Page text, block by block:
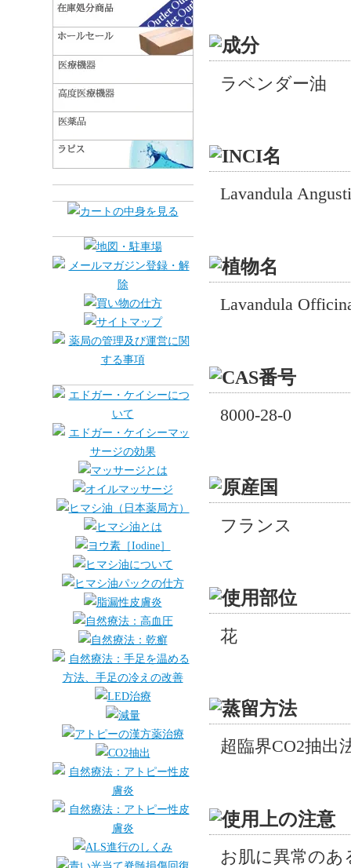
ラベンダー油
Lavandula
Lavandula
8000-28-0
フランス
花
超臨界CO2抽出
お肌に異常のあ